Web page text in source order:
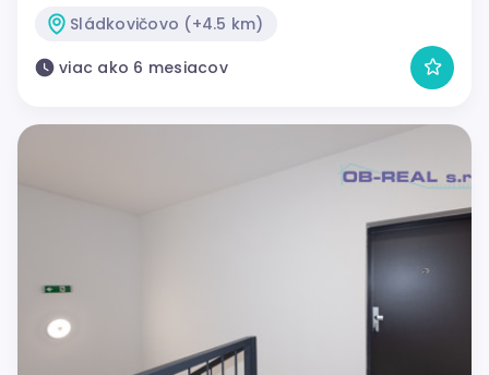
Sládkovičovo (+4.5 km)
viac ako 6 mesiacov